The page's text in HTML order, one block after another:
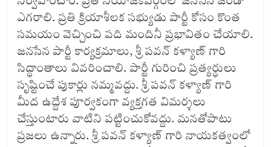
ఎగరాలి. ప్రతి క్రియాశీలక సభ్యుడు పార్టీ కోసం కొంత
సమయం వెచ్చించి పది మందినీ ప్రభావితం చేయాలి.
జనసేన పార్టీ కార్యక్రమాలు, శ్రీ పవన్ కళ్యాణ్ గారి
సిద్ధాంతాలు వివరించాలి. పార్టీ గురించి ప్రత్యర్ధులు
సృష్టించే పుకార్లు నమ్మవద్దు. శ్రీ పవన్ కళ్యాణ్ గారి
మీద ఉద్దేశ పూర్వకంగా వ్యక్తగత విమర్శలు
చేస్తుంటారు వాటిని పట్టించుకోవద్దు. మనతోపాటు
ప్రజలు ఉన్నారు. శ్రీ పవన్ కళ్యాణ్ గారి నాయకత్వంలో